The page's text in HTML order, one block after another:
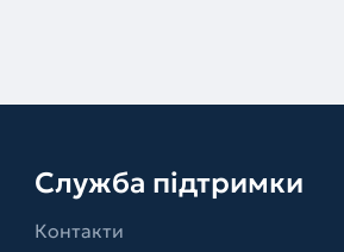
Служба підтримки
Контакти